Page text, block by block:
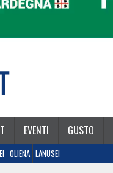
EVENTI GUSTO
OLIENA LANUSEI